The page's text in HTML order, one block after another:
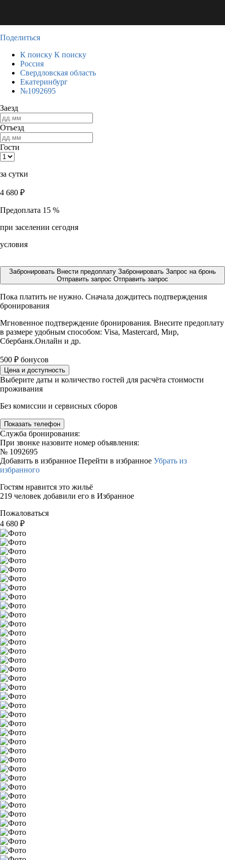
Поделиться
К поиску К поиску
Россия
Свердловская область
Екатеринбург
№1092695
Заезд
Отъезд
Гости
за сутки
4 680 ₽
Предоплата 15 %
при заселении сегодня
условия
Забронировать Внести предоплату Забронировать Запрос на бронь
Отправить запрос Отправить запрос
Пока платить не нужно. Сначала дождитесь подтверждения
бронирования
Мгновенное подтверждение бронирования. Внесите предоплату
в размере удобным способом: Visa, Mastercard, Мир,
Сбербанк.Онлайн и др.
500 ₽ бонусов
Цена и доступность
Выберите даты и количество гостей для расчёта стоимости
проживания
Без комиссии и сервисных сборов
Показать телефон
Служба бронирования:
При звонке назовите номер объявления:
№ 1092695
Добавить в избранное Перейти в избранное Убрать из
избранного
Гостям нравится это жильё
219 человек добавили его в Избранное
Пожаловаться
4 680 ₽